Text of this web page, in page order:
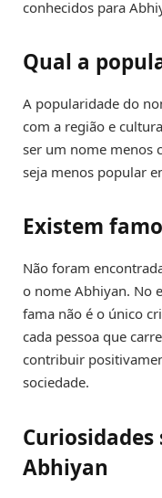
conhecidos para
Qual a
A popularidade do
com a região e
ser um nome menos
seja menos popular
Existem
Não foram
o nome Abhiyan. No
fama não é o único
cada pessoa que
contribuir
sociedade.
Abhiyan